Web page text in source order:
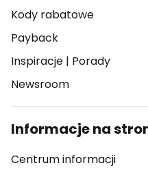
Kody rabatowe
Payback
Inspiracje | Porady
Newsroom
Informacje na
Centrum informacji